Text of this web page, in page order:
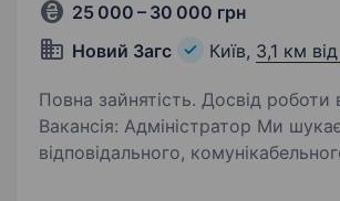
25 000 – 30 000 грн
Новий Загс
Київ, 3,1 км
Повна зайнятість. Досвід роботи
Вакансія: Адміністратор Ми шукаємо
відповідального,